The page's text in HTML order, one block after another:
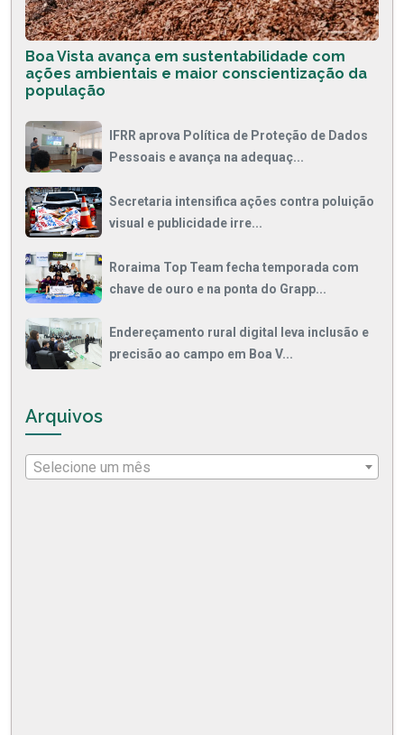
Boa Vista avança em sustentabilidade com
ações ambientais e maior conscientização da
população
IFRR aprova Política de Proteção de Dados
Pessoais e avança na adequaç...
Secretaria intensifica ações contra poluição
visual e publicidade irre...
Roraima Top Team fecha temporada com
chave de ouro e na ponta do Grapp...
Endereçamento rural digital leva inclusão e
precisão ao campo em Boa V...
Arquivos
Selecione um mês